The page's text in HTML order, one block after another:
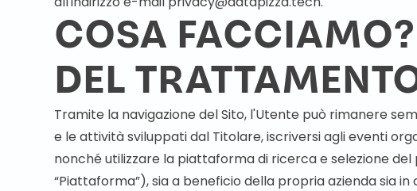
COSA
DEL
Tramite la navigazione del Sito, l'Utente può rimanere
e le attività sviluppati dal Titolare, iscriversi agli eventi
nonché utilizzare la piattaforma di ricerca e selezione del
“Piattaforma”), sia a beneficio della propria azienda sia